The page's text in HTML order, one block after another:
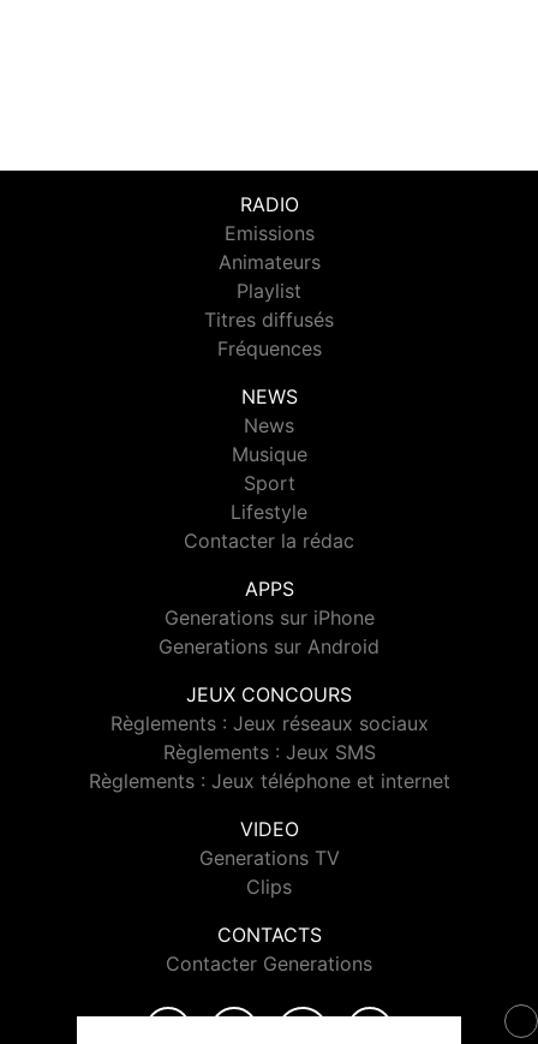
RADIO
Emissions
Animateurs
Playlist
Titres diffusés
Fréquences
NEWS
News
Musique
Sport
Lifestyle
Contacter la rédac
APPS
Generations sur iPhone
Generations sur Android
JEUX CONCOURS
Règlements : Jeux réseaux sociaux
Règlements : Jeux SMS
Règlements : Jeux téléphone et internet
VIDEO
Generations TV
Clips
CONTACTS
Contacter Generations